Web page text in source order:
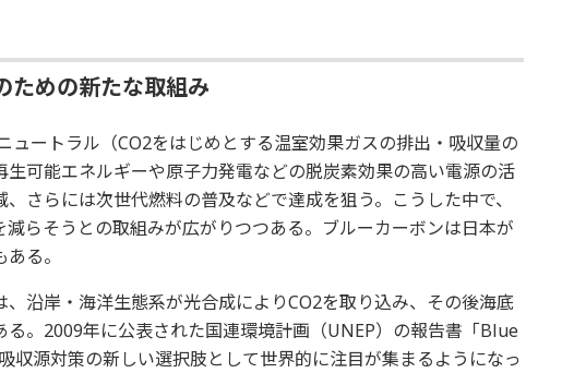
ための新たな取組み
ュートラル（CO2をはじめとする温室効果ガスの排出・吸収量の
可能エネルギーや原子力発電などの脱炭素効果の高い電源の活
さらには次世代燃料の普及などで達成を狙う。こうした中で、
らそうとの取組みが広がりつつある。ブルーカーボンは日本が
る。
沿岸・海洋生態系が光合成によりCO2を取り込み、その後海底
。2009年に公表された国連環境計画（UNEP）の報告書「Blue
収源対策の新しい選択肢として世界的に注目が集まるようになっ